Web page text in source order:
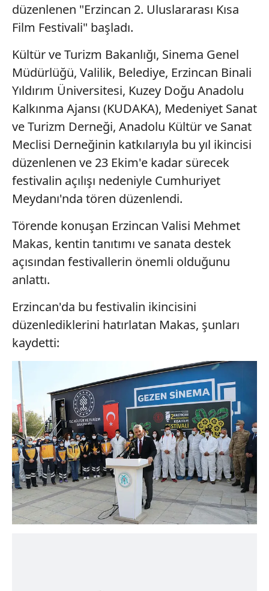
düzenlenen "Erzincan 2. Uluslararası Kısa
Film Festivali" başladı.
Kültür ve Turizm Bakanlığı, Sinema Genel
Müdürlüğü, Valilik, Belediye, Erzincan Binali
Yıldırım Üniversitesi, Kuzey Doğu Anadolu
Kalkınma Ajansı (KUDAKA), Medeniyet Sanat
ve Turizm Derneği, Anadolu Kültür ve Sanat
Meclisi Derneğinin katkılarıyla bu yıl ikincisi
düzenlenen ve 23 Ekim'e kadar sürecek
festivalin açılışı nedeniyle Cumhuriyet
Meydanı'nda tören düzenlendi.
Törende konuşan Erzincan Valisi Mehmet
Makas, kentin tanıtımı ve sanata destek
açısından festivallerin önemli olduğunu
anlattı.
Erzincan'da bu festivalin ikincisini
düzenlediklerini hatırlatan Makas, şunları
kaydetti: